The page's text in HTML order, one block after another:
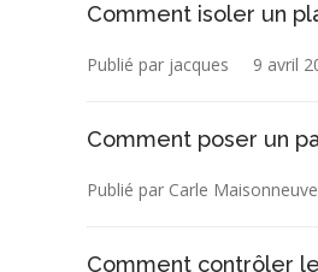
Comment isoler un
Publié par jacques 9 avril
Comment poser un
Publié par Carle Maisonneuve
Comment contrôler